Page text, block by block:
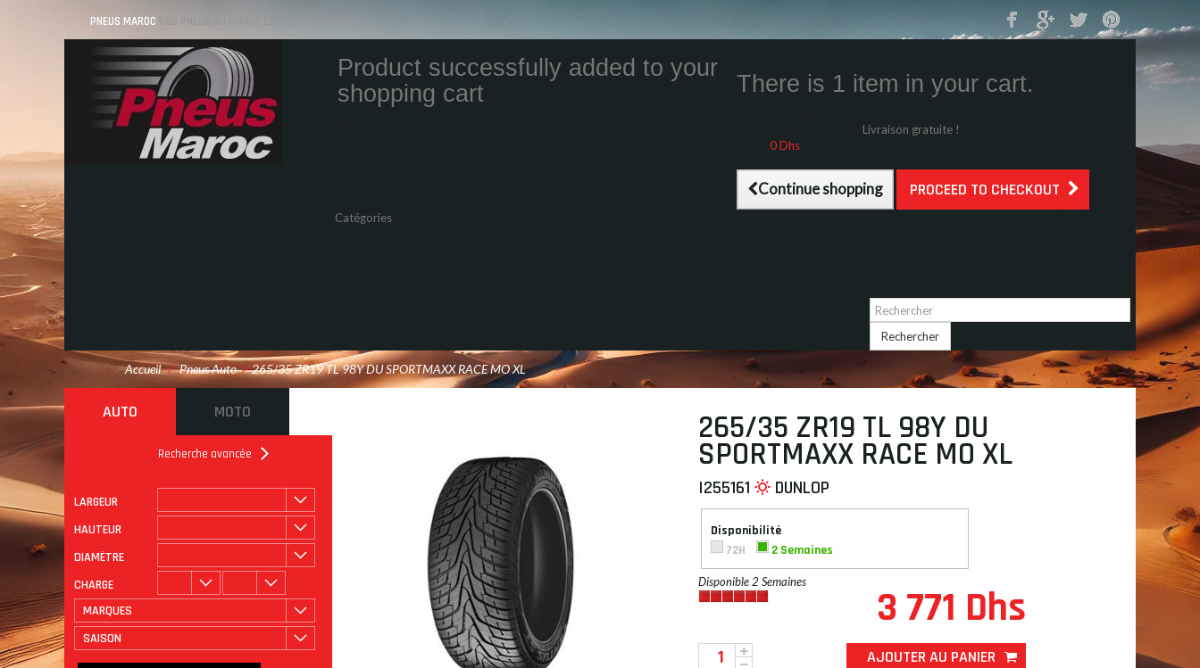
PNEUS MAROC VOS PNEUS AU MAROC LIVRÉS ET MONTÉS
Product successfully added to your
shopping cart
There is 1 item in your cart.
Livraison gratuite !
0 Dhs
Continue shopping PROCEED TO CHECKOUT
Catégories
Rechercher
Accueil / Pneus Auto > 265/35 ZR19 TL 98Y DU SPORTMAXX RACE MO XL
AUTO MOTO
Recherche avancée
LARGEUR
HAUTEUR
DIAMÈTRE
CHARGE
MARQUES
SAISON
ROULAGE À PLAT
265/35 ZR19 TL 98Y DU
SPORTMAXX RACE MO XL
I255161 DUNLOP
Disponibilité
72H
2 Semaines
Disponible 2 Semaines
3 771 Dhs
AJOUTER AU PANIER